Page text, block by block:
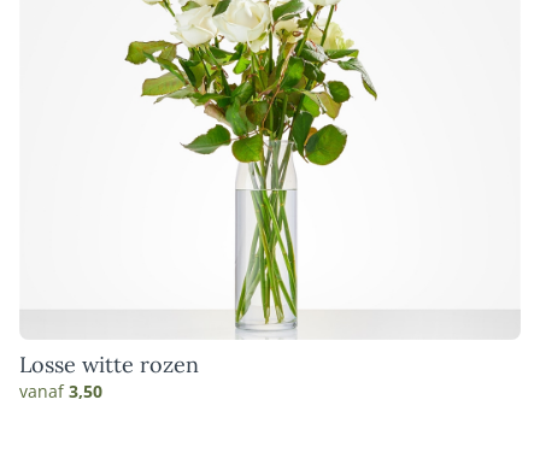
Losse witte rozen
vanaf3,50